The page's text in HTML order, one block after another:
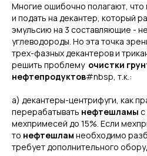
Многие ошибочно полагают, что
и подать на декантер, который
эмульсию на 3 составляющие -
углеводороды. Но эта точка
трех-фазных декантеров и
решить проблему очистки
нефтепродуктов#nbsp, т.к.:
а) декантеры-центрифуги, как
перерабатывать нефтешламы
мехпримесей до 15%. Если
то нефтешлам необходимо
требует дополнительного